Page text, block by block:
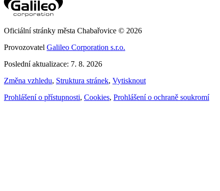
Oficiální stránky města Chabařovice © 2026
Provozovatel Galileo Corporation s.r.o.
Poslední aktualizace: 7. 8. 2026
Změna vzhledu, Struktura stránek, Vytisknout
Prohlášení o přístupnosti, Cookies, Prohlášení o ochraně soukromí